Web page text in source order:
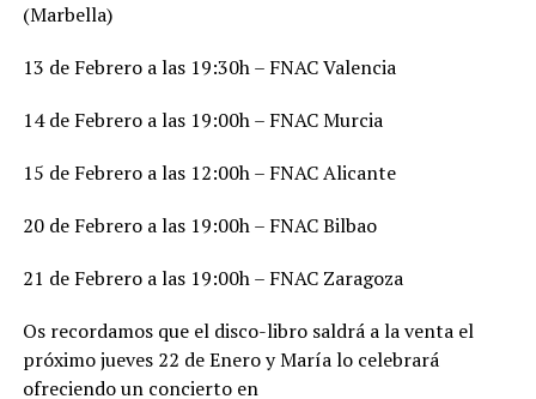
(Marbella)
13 de Febrero a las 19:30h – FNAC Valencia
14 de Febrero a las 19:00h – FNAC Murcia
15 de Febrero a las 12:00h – FNAC Alicante
20 de Febrero a las 19:00h – FNAC Bilbao
21 de Febrero a las 19:00h – FNAC Zaragoza
Os recordamos que el disco-libro saldrá a la venta el
próximo jueves 22 de Enero y María lo celebrará
ofreciendo un concierto en